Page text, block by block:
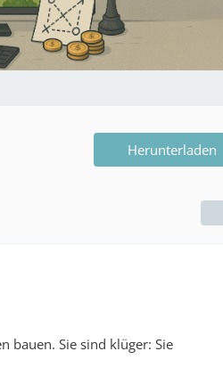
Herunterladen
bauen. Sie sind klüger: Sie